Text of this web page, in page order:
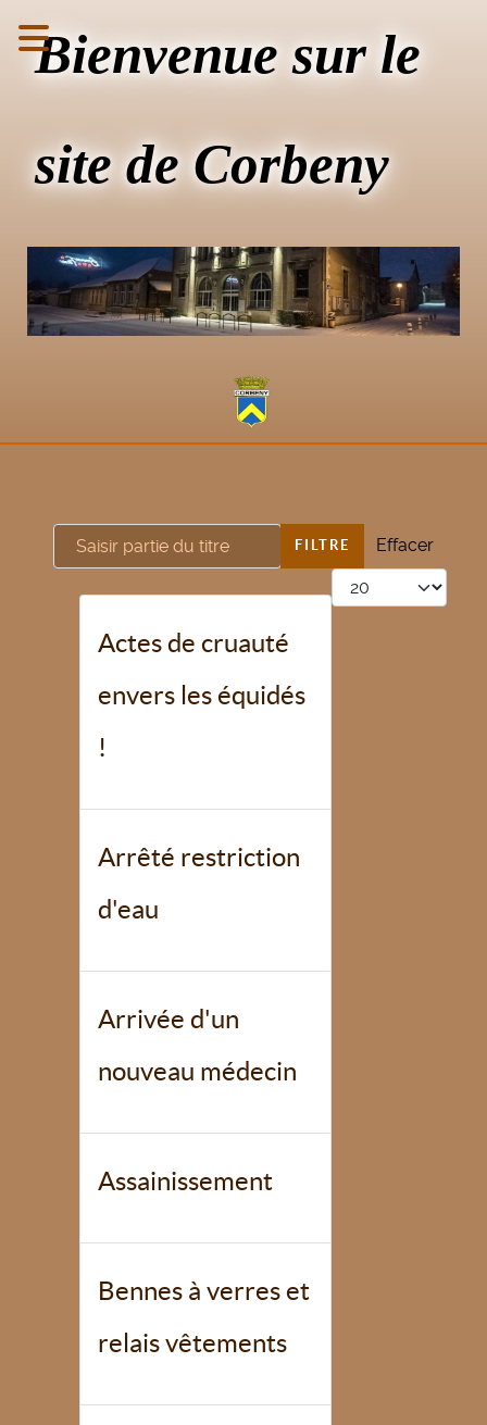
Bienvenue sur le
site de Corbeny
Saisir partie du titre FILTRE
Effacer
Afficher #
Actes de cruauté
envers les équidés
!
Arrêté restriction
d'eau
Arrivée d'un
nouveau médecin
Assainissement
Bennes à verres et
relais vêtements